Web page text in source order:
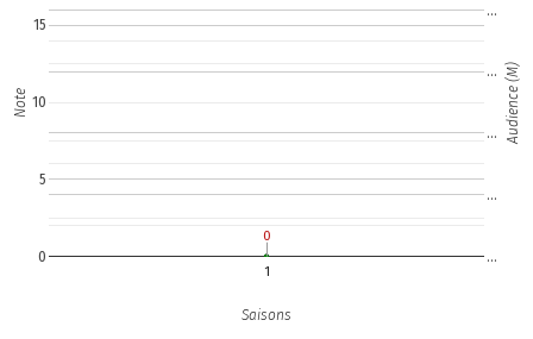
1
0
5
10
15
…
…
…
…
…
0
0
Saisons
Note Audience (M)